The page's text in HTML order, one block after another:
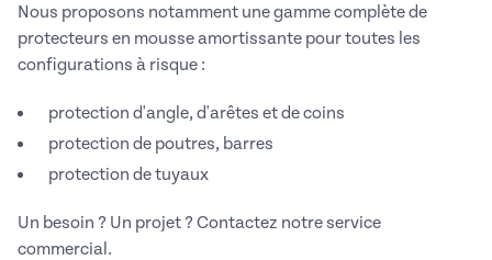
Nous proposons notamment une gamme complète de
protecteurs en mousse amortissante pour toutes les
configurations à risque :
protection d'angle, d'arêtes et de coins
protection de poutres, barres
protection de tuyaux
Un besoin ? Un projet ? Contactez notre service
commercial.